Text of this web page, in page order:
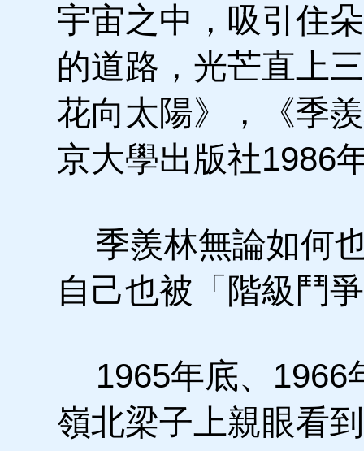
宇宙之中，吸引住
的道路，光芒直上
花向太陽》，《季
京大學出版社1986
季羨林無論如何
自己也被「階級鬥
1965年底、1966
嶺北梁子上親眼看